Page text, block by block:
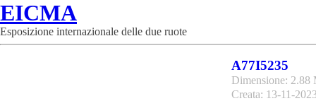
EICMA
Esposizione internazionale delle due ruote
A77I5235
Dimensione: 2.88
Creata: 13-11-